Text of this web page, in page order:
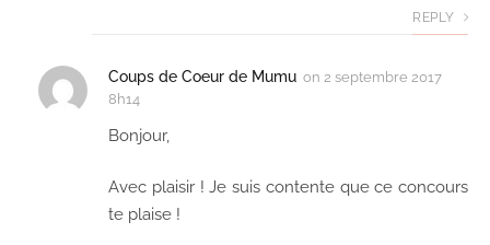
REPLY
Coups de Coeur de Mumu on 2 septembre 2017
8h14
Bonjour,
Avec plaisir ! Je suis contente que ce concours
te plaise !